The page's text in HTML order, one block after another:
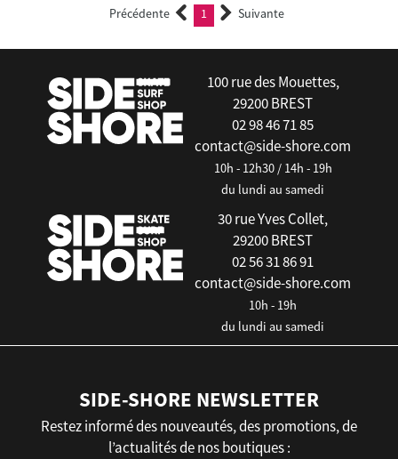
Précédente 1 (current)Suivante
100 rue des Mouettes,
29200 BREST
02 98 46 71 85
contact@side-shore.com
10h - 12h30 / 14h - 19h
du lundi au samedi
30 rue Yves Collet,
29200 BREST
02 56 31 86 91
contact@side-shore.com
10h - 19h
du lundi au samedi
SIDE-SHORE NEWSLETTER
Restez informé des nouveautés, des promotions, de
l’actualités de nos boutiques :